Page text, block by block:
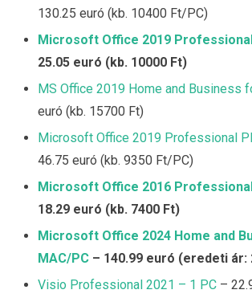
130.25 euró (kb. 10400 Ft/PC)
Microsoft Office 2019
25.05 euró (kb. 10000 Ft)
MS Office 2019 Home and Business
euró (kb. 15700 Ft)
Microsoft Office 2019 Professional
46.75 euró (kb. 9350 Ft/PC)
Microsoft Office 2016
18.29 euró (kb. 7400 Ft)
Microsoft Office 2024 Home and
MAC/PC – 140.99 euró (eredeti ár:
Visio Professional 2021 – 1 PC –